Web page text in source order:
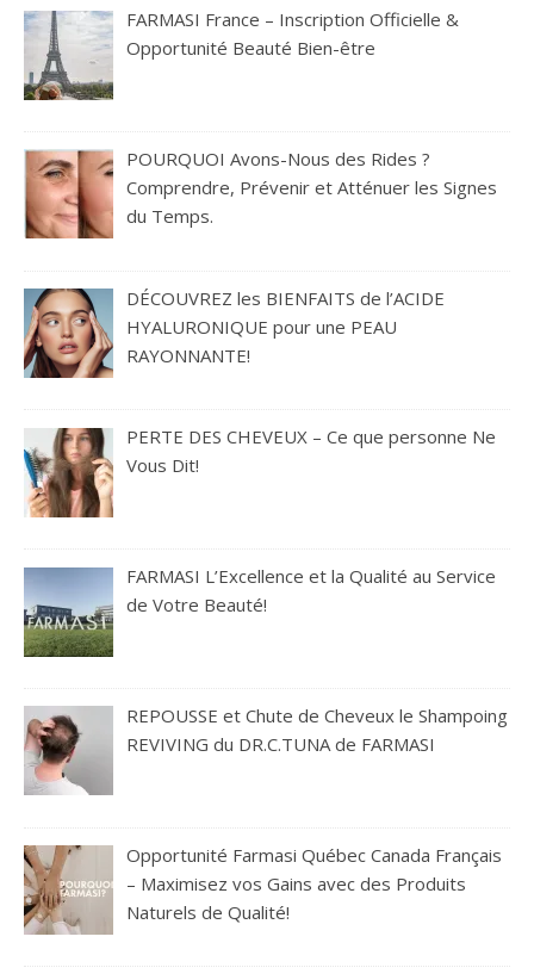
FARMASI France – Inscription Officielle &
Opportunité Beauté Bien-être
POURQUOI Avons-Nous des Rides ?
Comprendre, Prévenir et Atténuer les Signes
du Temps.
DÉCOUVREZ les BIENFAITS de l’ACIDE
HYALURONIQUE pour une PEAU
RAYONNANTE!
PERTE DES CHEVEUX – Ce que personne Ne
Vous Dit!
FARMASI L’Excellence et la Qualité au Service
de Votre Beauté!
REPOUSSE et Chute de Cheveux le Shampoing
REVIVING du DR.C.TUNA de FARMASI
Opportunité Farmasi Québec Canada Français
– Maximisez vos Gains avec des Produits
Naturels de Qualité!